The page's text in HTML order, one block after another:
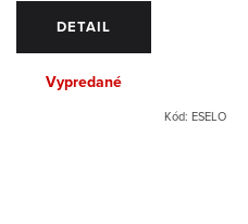
DETAIL
Vypredané
Kód: ESELO